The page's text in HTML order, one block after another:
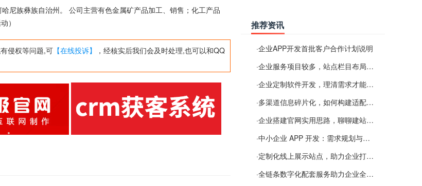
尼族彝族自治州。 公司主营有色金属矿产品加工、销售；化工产品
）
侵权等问题,可 【在线投诉】
，经核实后我们会及时处理,也可以和QQ
推荐资讯
·企业APP开发首批客户合作计划说明
·企业服务项目较多，站点栏目布局规划参考思路
·企业定制软件开发，理清需求才能提升数字化落地效率
·多渠道信息碎片化，如何构建适配 AI 检索的品牌信息源
·企业搭建官网实用思路，聊聊建站容易忽视的问题
·中小企业 APP 开发：需求规划与项目落地避坑经验分享
·定制化线上展示站点，助力企业打通线上经营渠道
·全链条数字化配套服务助力企业全域线上经营